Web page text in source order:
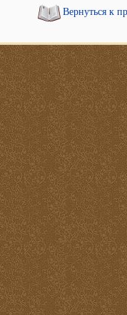
Вернуться к